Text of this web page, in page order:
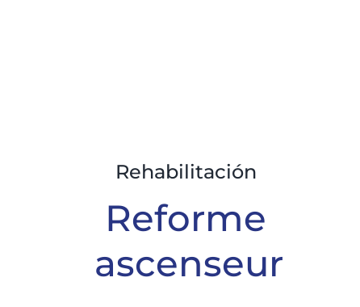
Rehabilitación
Reforme
ascenseur